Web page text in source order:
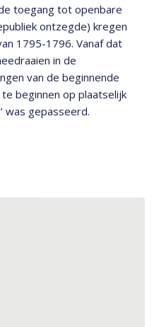
toegang tot openbare
ontzegde) kregen
1795-1796. Vanaf dat
in de
van de beginnende
beginnen op plaatselijk
was gepasseerd.